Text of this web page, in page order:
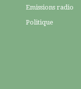
Emissions radio
Politique